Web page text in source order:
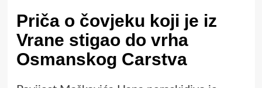
Priča o čovjeku koji je iz
Vrane stigao do vrha
Osmanskog Carstva